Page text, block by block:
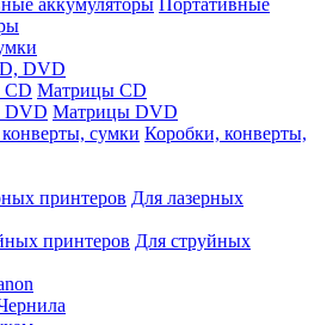
Портативные
DVD
Матрицы CD
Матрицы DVD
Коробки, конверты,
Для лазерных
Для струйных